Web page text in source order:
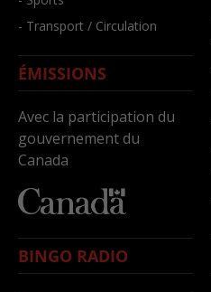
- Transport / Circulation
ÉMISSIONS
Avec la participation du
gouvernement du
Canada
BINGO RADIO